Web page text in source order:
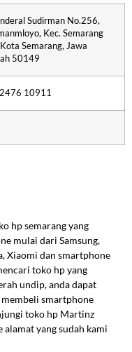
Sudirman No.256,
Kec. Semarang
Kota Semarang, Jawa
50149
10911
hp semarang yang
mulai dari Samsung,
Xiaomi dan smartphone
toko hp yang
undip, anda dapat
smartphone
toko hp Martinz
alamat yang sudah kami